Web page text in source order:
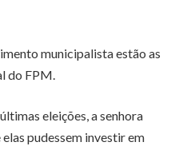
municipalista estão as
do FPM.
eleições, a senhora
pudessem investir em